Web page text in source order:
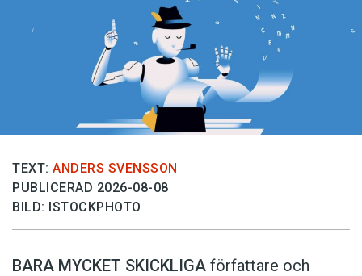
TEXT: ANDERS SVENSSON
PUBLICERAD 2026-08-08
BILD: ISTOCKPHOTO
BARA MYCKET SKICKLIGA författare och